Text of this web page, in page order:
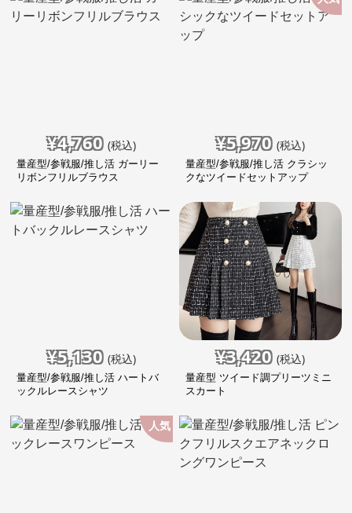
¥4,760 (税込)
量産型/参戦服/推し活 ガーリー
リボンフリルブラウス
¥5,970 (税込)
量産型/参戦服/推し活 クラシッ
クなツイードセットアップ
¥5,130 (税込)
量産型/参戦服/推し活 ハートバ
ックルレースシャツ
¥3,420 (税込)
量産型 ツイード調プリーツミニ
スカート
人気